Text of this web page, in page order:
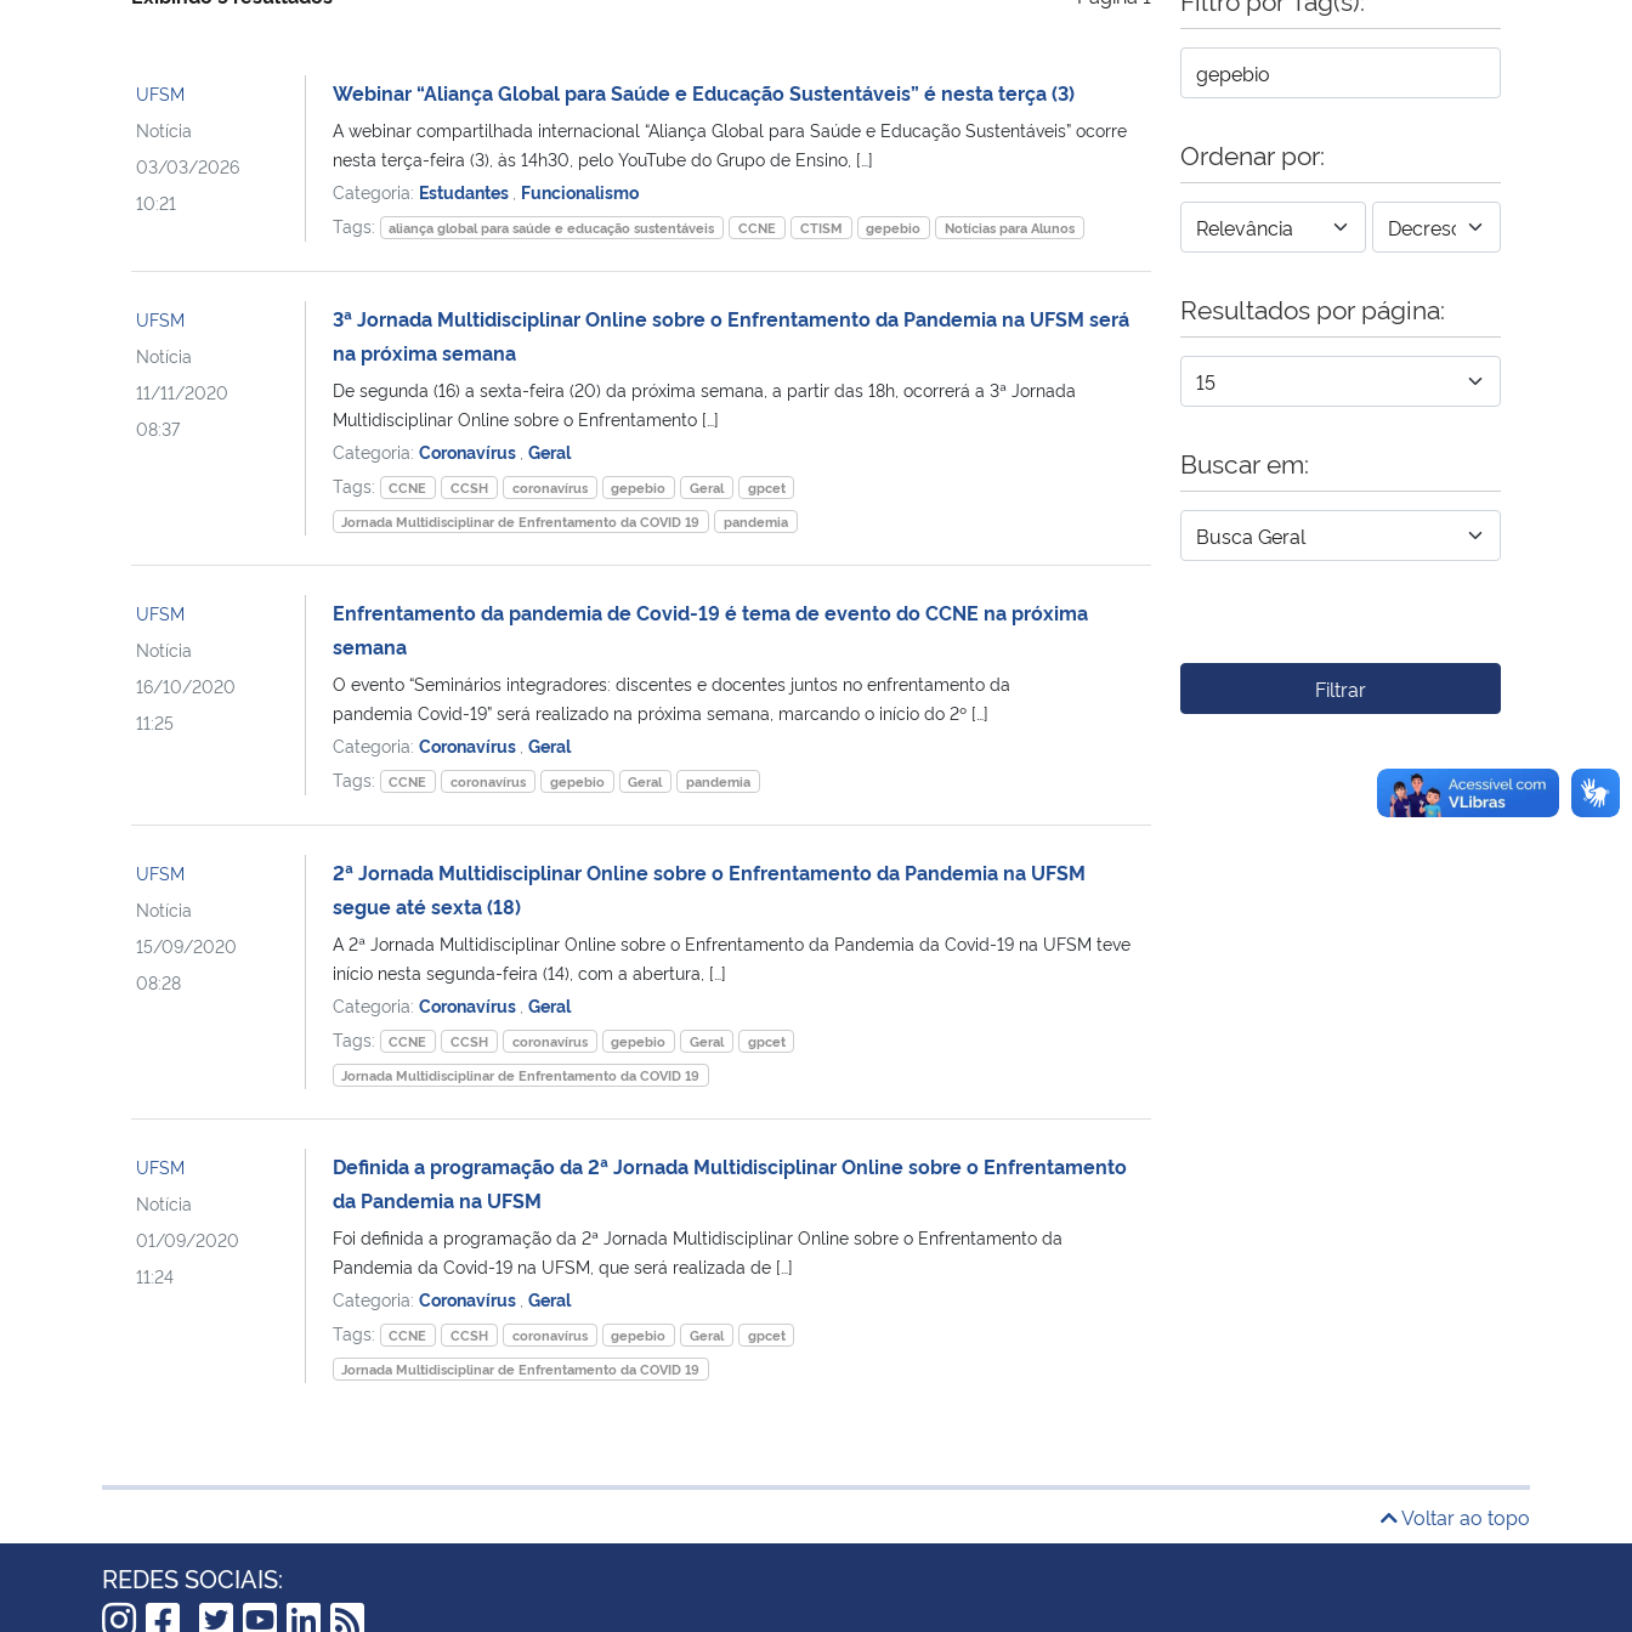
UFSM
Notícia
03/03/2026
10:21
Webinar “Aliança Global para Saúde e Educação Sustentáveis” é nesta terça (3)
A webinar compartilhada internacional “Aliança Global para Saúde e Educação Sustentáveis” ocorre
nesta terça-feira (3), às 14h30, pelo YouTube do Grupo de Ensino, […]
Categoria: Estudantes Funcionalismo
Tags:
aliança global para saúde e educação sustentáveis CCNE CTISM gepebio Notícias para Alunos
UFSM
Notícia
11/11/2020
08:37
3ª Jornada Multidisciplinar Online sobre o Enfrentamento da Pandemia na UFSM será
na próxima semana
De segunda (16) a sexta-feira (20) da próxima semana, a partir das 18h, ocorrerá a 3ª Jornada
Multidisciplinar Online sobre o Enfrentamento […]
Categoria: Coronavírus Geral
Tags:
CCNE CCSH coronavírus gepebio Geral
gpcet
Jornada Multidisciplinar de Enfrentamento da COVID 19
pandemia
UFSM
Notícia
16/10/2020
11:25
Enfrentamento da pandemia de Covid-19 é tema de evento do CCNE na próxima
semana
O evento “Seminários integradores: discentes e docentes juntos no enfrentamento da
pandemia Covid-19” será realizado na próxima semana, marcando o início do 2º […]
Categoria: Coronavírus Geral
Tags:
CCNE coronavírus gepebio Geral pandemia
UFSM
Notícia
15/09/2020
08:28
2ª Jornada Multidisciplinar Online sobre o Enfrentamento da Pandemia na UFSM
segue até sexta (18)
A 2ª Jornada Multidisciplinar Online sobre o Enfrentamento da Pandemia da Covid-19 na UFSM teve
início nesta segunda-feira (14), com a abertura, […]
Categoria: Coronavírus Geral
Tags:
CCNE CCSH coronavírus gepebio Geral
gpcet
Jornada Multidisciplinar de Enfrentamento da COVID 19
UFSM
Notícia
01/09/2020
11:24
Definida a programação da 2ª Jornada Multidisciplinar Online sobre o Enfrentamento
da Pandemia na UFSM
Foi definida a programação da 2ª Jornada Multidisciplinar Online sobre o Enfrentamento da
Pandemia da Covid-19 na UFSM, que será realizada de […]
Categoria: Coronavírus Geral
Tags:
CCNE CCSH coronavírus gepebio Geral
gpcet
Jornada Multidisciplinar de Enfrentamento da COVID 19
Ordenar por:
Resultados por página:
Buscar em:
Filtrar
Voltar ao topo
REDES SOCIAIS: